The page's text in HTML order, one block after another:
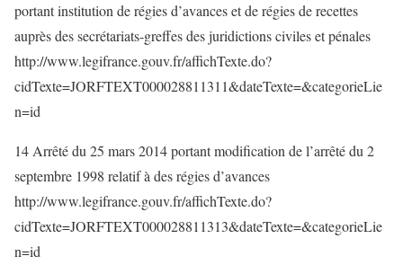
portant institution de régies d’avances et de régies de recettes
auprès des secrétariats-greffes des juridictions civiles et pénales
http://www.legifrance.gouv.fr/affichTexte.do?
cidTexte=JORFTEXT000028811311&dateTexte=&categorieLie
n=id
14 Arrêté du 25 mars 2014 portant modification de l’arrêté du 2
septembre 1998 relatif à des régies d’avances
http://www.legifrance.gouv.fr/affichTexte.do?
cidTexte=JORFTEXT000028811313&dateTexte=&categorieLie
n=id